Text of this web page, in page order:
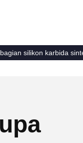
bagian silikon karbida